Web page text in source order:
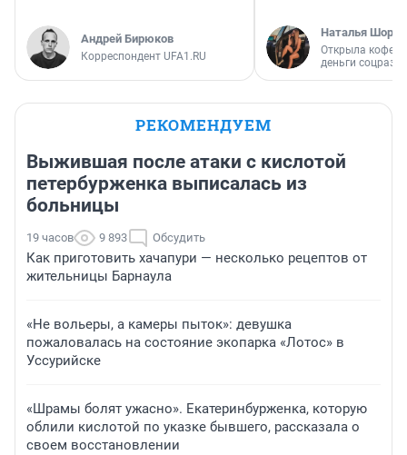
Андрей Бирюков
Корреспондент UFA1.RU
Наталья
Открыла
деньги
РЕКОМЕНДУЕМ
Выжившая после атаки с кислотой
петербурженка выписалась из
больницы
19 часов 9 893 Обсудить
Как приготовить хачапури — несколько рецептов от
жительницы Барнаула
«Не вольеры, а камеры пыток»: девушка
пожаловалась на состояние экопарка «Лотос» в
Уссурийске
«Шрамы болят ужасно». Екатеринбурженка, которую
облили кислотой по указке бывшего, рассказала о
своем восстановлении